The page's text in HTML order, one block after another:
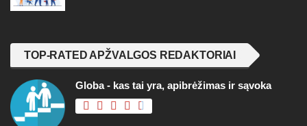
TOP-RATED APŽVALGOS REDAKTORIAI
Globa - kas tai yra, apibrėžimas ir sąvoka